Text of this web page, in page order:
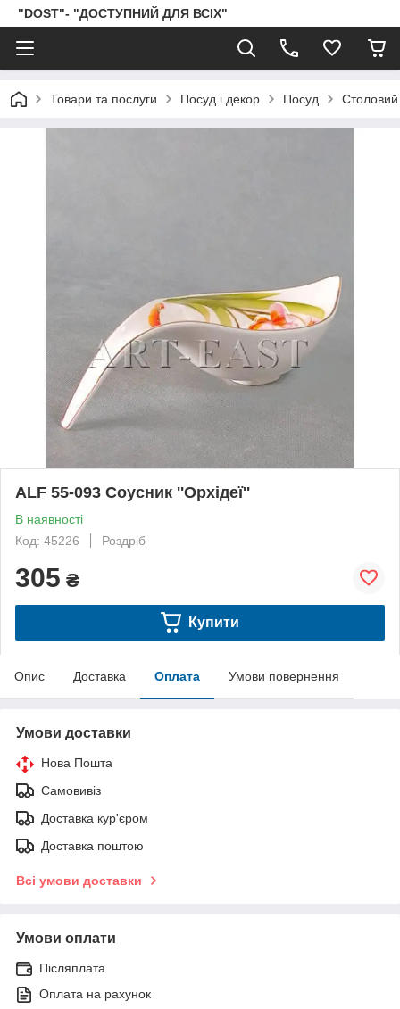
"DOST"- "ДОСТУПНИЙ ДЛЯ ВСІХ"
Товари та послуги Посуд і декор Посуд
ALF 55-093 Соусник ''Орхідеї''
В наявності
Код: 45226
Роздріб
305 ₴
Купити
Опис Доставка Оплата Умови повернення
Умови доставки
Нова Пошта
Самовивіз
Доставка кур'єром
Доставка поштою
Всі умови доставки
Умови оплати
Післяплата
Оплата на рахунок